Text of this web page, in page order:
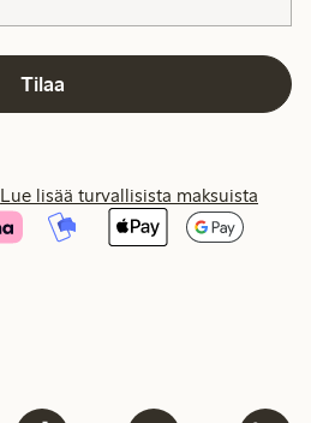
Tilaa
Lue lisää turvallisista maksuista